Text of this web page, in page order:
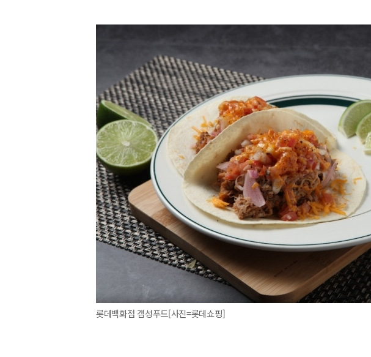
롯데백화점 갬성푸드[사진=롯데쇼핑]